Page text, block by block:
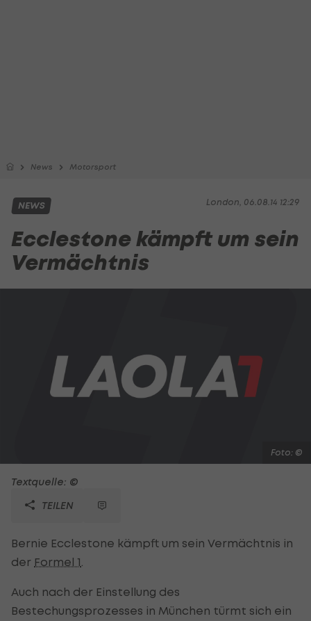
News Motorsport
London, 06.08.14 12:29
NEWS
Ecclestone kämpft um sein
Vermächtnis
Foto: ©
Textquelle: ©
TEILEN
Bernie Ecclestone kämpft um sein Vermächtnis in
der Formel 1
Auch nach der Einstellung des
Bestechungsprozesses in München türmt sich ein